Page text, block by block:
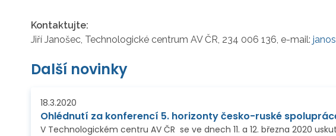
Kontaktujte:
Jiří Janošec, Technologické centrum AV ČR, 234 006 136, e-mail:
Další novinky
18.3.2020
Ohlédnutí za konferencí 5. horizonty česko-ruské